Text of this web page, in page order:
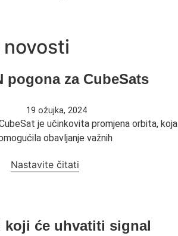
novosti
pogona za CubeSats
19 ožujka, 2024
je učinkovita promjena orbita, koja
obavljanje važnih
Nastavite čitati
koji će uhvatiti signal